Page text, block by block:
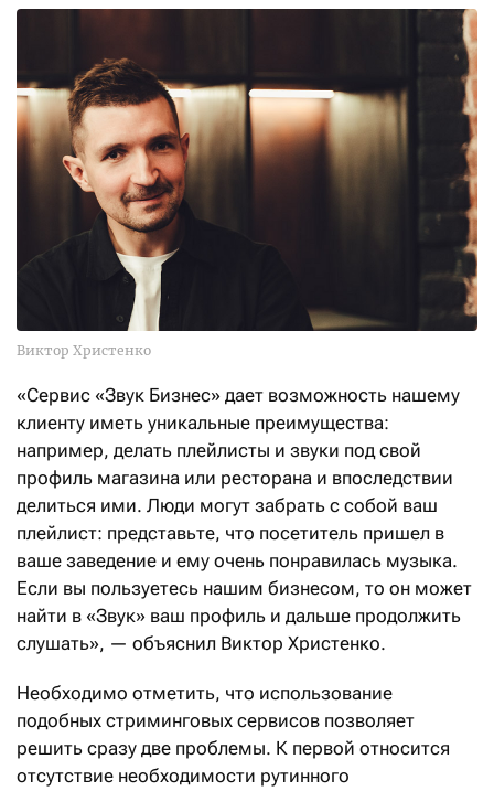
Виктор Христенко
«Сервис «Звук Бизнес» дает возможность нашему
клиенту иметь уникальные преимущества:
например, делать плейлисты и звуки под свой
профиль магазина или ресторана и впоследствии
делиться ими. Люди могут забрать с собой ваш
плейлист: представьте, что посетитель пришел в
ваше заведение и ему очень понравилась музыка.
Если вы пользуетесь нашим бизнесом, то он может
найти в «Звук» ваш профиль и дальше продолжить
слушать», — объяснил Виктор Христенко.
Необходимо отметить, что использование
подобных стриминговых сервисов позволяет
решить сразу две проблемы. К первой относится
отсутствие необходимости рутинного